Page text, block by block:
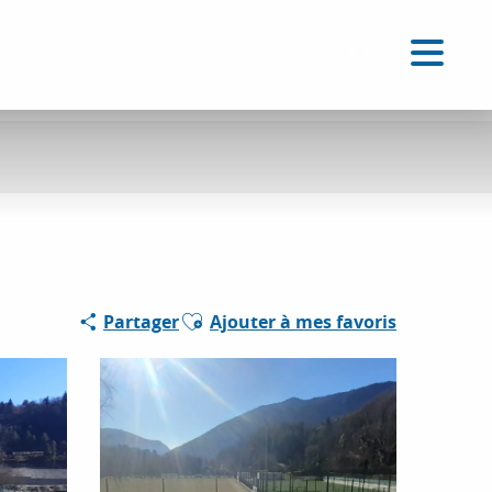
PartagerAjouter aux favoris
Ajouter à mes favoris